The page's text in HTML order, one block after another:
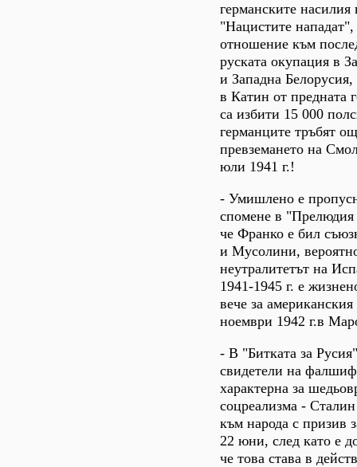
германските
"Нацистите
отношение към
руската окупация в
и Западна Белорусия,
в Катин от предната
са избити 15 000
германците тръбят
превземането на
юли 1941 г.!
- Умишлено е
спомене в
че Франко е бил
и Мусолини,
неутралитетът на
1941-1945 г. е
вече за
ноември 1942 г.в
- В "Битката за
свидетели на
характерна за
соцреализма -
към народа с призив
22 юни, след като е
че това става в